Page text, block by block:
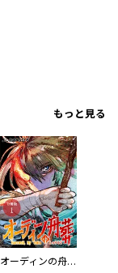
もっと見る
オーディンの舟葬 分冊版